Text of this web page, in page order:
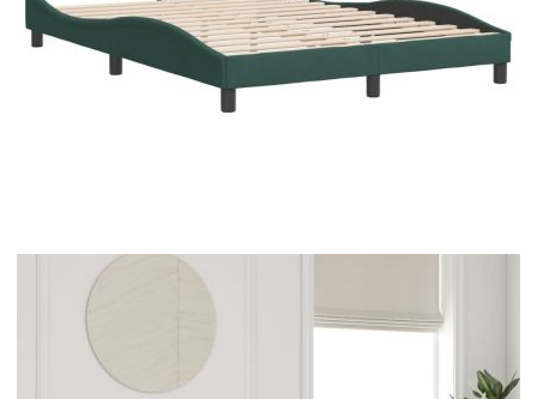
В наличност: 6 бр.
Време за доставка: 5 до 9 дни
Материал:
142 x 6 x 48 см (Д x Ш x В)
EAN code:
Общи размери:
Напрежение: